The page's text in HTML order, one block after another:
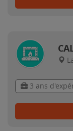
3 ans